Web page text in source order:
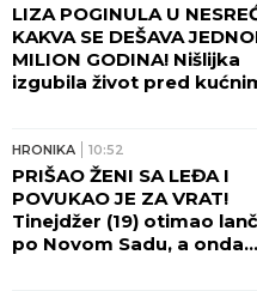
LIZA POGINULA U
KAKVA SE DEŠAVA
MILION GODINA! Nišlijka
izgubila život pred
otvorio poklopac i uzeo
Elizabetu!"
HRONIKA 10:52
PRIŠAO ŽENI SA LEĐA I
POVUKAO JE ZA VRAT!
Tinejdžer (19) otimao
po Novom Sadu, a onda